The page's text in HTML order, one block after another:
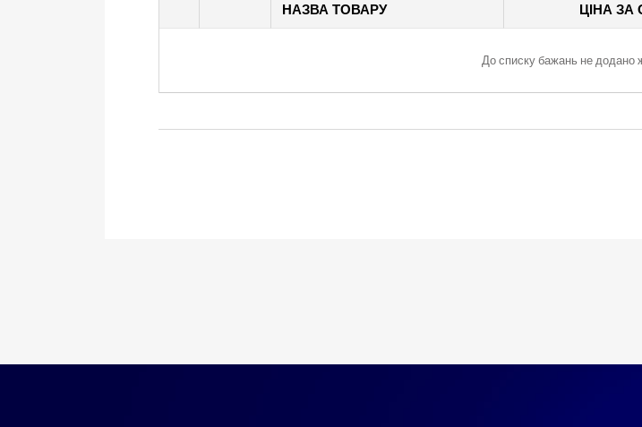
НАЗВА ТОВАРУ ЦІНА
До списку бажань не додано